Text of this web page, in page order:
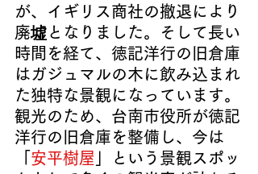
が、イギリス商社の撤退により
廃墟となりました。そして長い
時間を経て、徳記洋行の旧倉庫
はガジュマルの木に飲み込まれ
た独特な景観になっています。
観光のため、台南市役所が徳記
洋行の旧倉庫を整備し、今は
安平樹屋 」という景観スポッ